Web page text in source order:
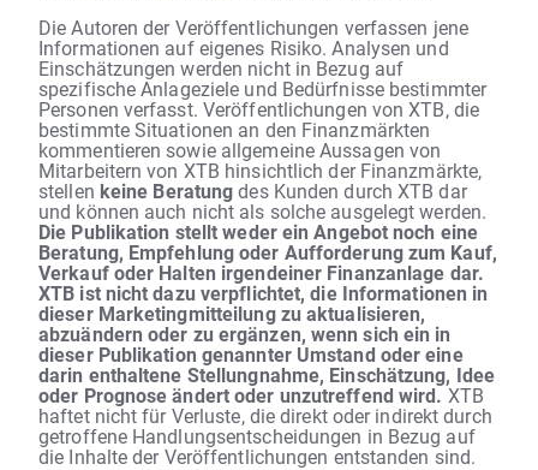
Die Autoren der Veröffentlichungen verfassen jene
Informationen auf eigenes Risiko. Analysen und
Einschätzungen werden nicht in Bezug auf
spezifische Anlageziele und Bedürfnisse bestimmter
Personen verfasst. Veröffentlichungen von XTB, die
bestimmte Situationen an den Finanzmärkten
kommentieren sowie allgemeine Aussagen von
Mitarbeitern von XTB hinsichtlich der Finanzmärkte,
stellen keine Beratungdes Kunden durch XTB dar
und können auch nicht als solche ausgelegt werden.
Die Publikation stellt weder ein Angebot noch eine
Beratung, Empfehlung oder Aufforderung zum Kauf,
Verkauf oder Halten irgendeiner Finanzanlage dar.
XTB ist nicht dazu verpflichtet, die Informationen in
dieser Marketingmitteilung zu aktualisieren,
abzuändern oder zu ergänzen, wenn sich ein in
dieser Publikation genannter Umstand oder eine
darin enthaltene Stellungnahme, Einschätzung, Idee
oder Prognose ändert oder unzutreffend wird.XTB
haftet nicht für Verluste, die direkt oder indirekt durch
getroffene Handlungsentscheidungen in Bezug auf
die Inhalte der Veröffentlichungen entstanden sind.